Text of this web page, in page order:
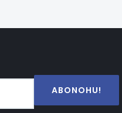
ABONOHU!